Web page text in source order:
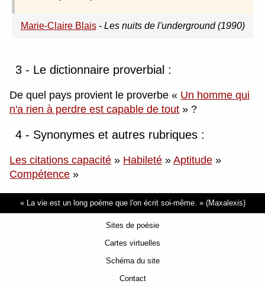
Marie-Claire Blais- Les nuits de l'underground (1990)
3 - Le dictionnaire proverbial :
De quel pays provient le proverbe
Un homme qui
n'a rien à perdre est capable de tout
?
4 - Synonymes et autres rubriques :
Les citations capacité » Habileté » Aptitude »
Compétence »
La vie est un long poème que l'on écrit soi-même. (Maxalexis)
Sites de poésie
Cartes virtuelles
Schéma du site
Contact